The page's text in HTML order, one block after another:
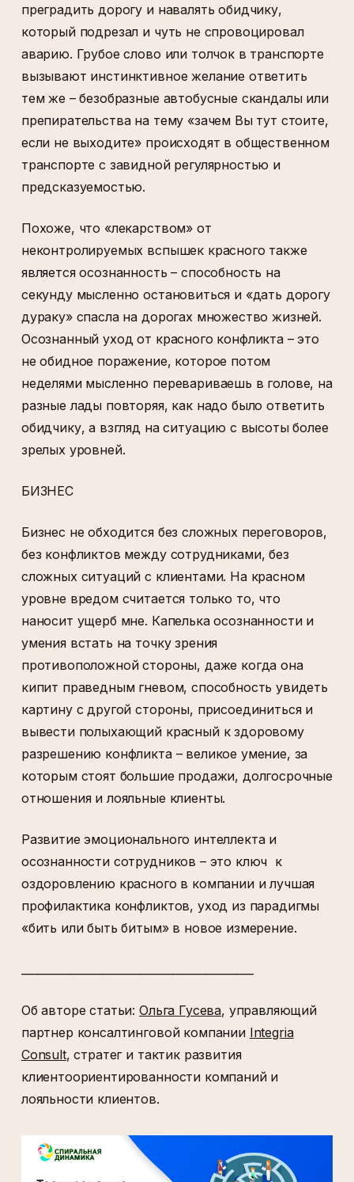
преградить дорогу и навалять обидчику,
который подрезал и чуть не спровоцировал
аварию. Грубое слово или толчок в транспорте
вызывают инстинктивное желание ответить
тем же – безобразные автобусные скандалы или
препирательства на тему «зачем Вы тут стоите,
если не выходите» происходят в общественном
транспорте с завидной регулярностью и
предсказуемостью.
Похоже, что «лекарством» от
неконтролируемых вспышек красного также
является осознанность – способность на
секунду мысленно остановиться и «дать дорогу
дураку» спасла на дорогах множество жизней.
Осознанный уход от красного конфликта – это
не обидное поражение, которое потом
неделями мысленно перевариваешь в голове, на
разные лады повторяя, как надо было ответить
обидчику, а взгляд на ситуацию с высоты более
зрелых уровней.
БИЗНЕС
Бизнес не обходится без сложных переговоров,
без конфликтов между сотрудниками, без
сложных ситуаций с клиентами. На красном
уровне вредом считается только то, что
наносит ущерб мне. Капелька осознанности и
умения встать на точку зрения
противоположной стороны, даже когда она
кипит праведным гневом, способность увидеть
картину с другой стороны, присоединиться и
вывести полыхающий красный к здоровому
разрешению конфликта – великое умение, за
которым стоят большие продажи, долгосрочные
отношения и лояльные клиенты.
Развитие эмоционального интеллекта и
осознанности сотрудников – это ключ к
оздоровлению красного в компании и лучшая
профилактика конфликтов, уход из парадигмы
«бить или быть битым» в новое измерение.
Об авторе статьи: Ольга Гусева, управляющий
партнер консалтинговой компании Integria
Consult, стратег и тактик развития
клиентоориентированности компаний и
лояльности клиентов.